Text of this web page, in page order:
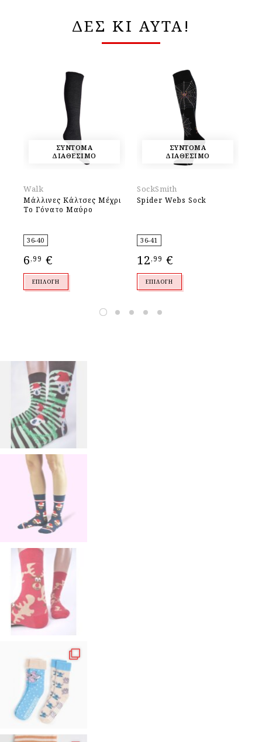
ΔΕΣ ΚΙ ΑΥΤΑ!
ΣΥΝΤΟΜΑ
ΔΙΑΘΕΣΙΜΟ
Walk
Μάλλινες Κάλτσες Μέχρι
Το Γόνατο Μαύρο
36-40
6,99 €
ΕΠΙΛΟΓΉ
ΣΥΝΤΟΜΑ
ΔΙΑΘΕΣΙΜΟ
SockSmith
Spider Webs Sock
36-41
12,99 €
ΕΠΙΛΟΓΉ